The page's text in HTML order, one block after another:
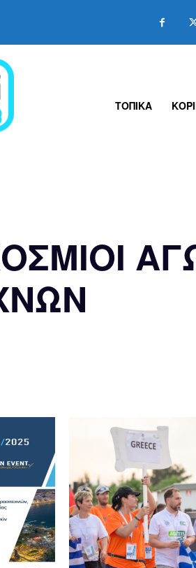
ΤΟΠΙΚΑ